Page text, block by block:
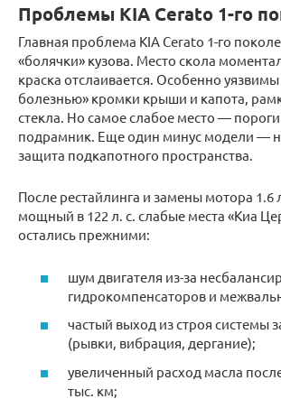
Проблемы KIA Cerato 1-го
Главная проблема KIA Cerato 1-го
«болячки» кузова. Место скола
краска отслаивается. Особенно
болезнью» кромки крыши и капота,
стекла. Но самое слабое место —
подрамник. Еще один минус модели —
защита подкапотного пространства.
После рестайлинга и замены мотора 1.6
мощный в 122 л. с. слабые места «Киа
остались прежними:
шум двигателя из-за
гидрокомпенсаторов и
частый выход из строя системы
(рывки, вибрация, дергание);
увеличенный расход масла
тыс. км;